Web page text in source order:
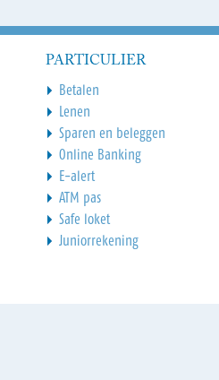
PARTICULIER
Betalen
Lenen
Sparen en beleggen
Online Banking
E-alert
ATM pas
Safe loket
Juniorrekening